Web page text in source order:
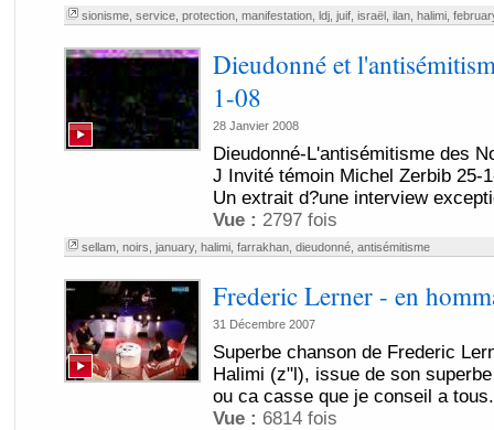
sionisme, service, protection, manifestation, ldj, juif, israël, ilan, halimi,
Dieudonné et
1-08
28 Janvier 2008
Dieudonné-L'antisémitisme des
J Invité témoin Michel Zerbib 25-
Un extrait d?une interview
Vue : 2797 fois
sellam, noirs january, halimi, farrakhan, dieudonné, antisémitisme
Frederic Lerner - en
31 Décembre 2007
Superbe chanson de Frederic
Halimi (z"l), issue de son
ou ca casse que je conseil a tous.
Vue : 6814 fois